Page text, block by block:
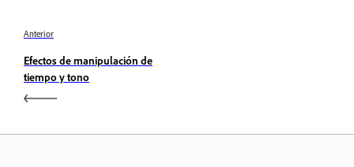
Anterior
Efectos de manipulación de
tiempo y tono